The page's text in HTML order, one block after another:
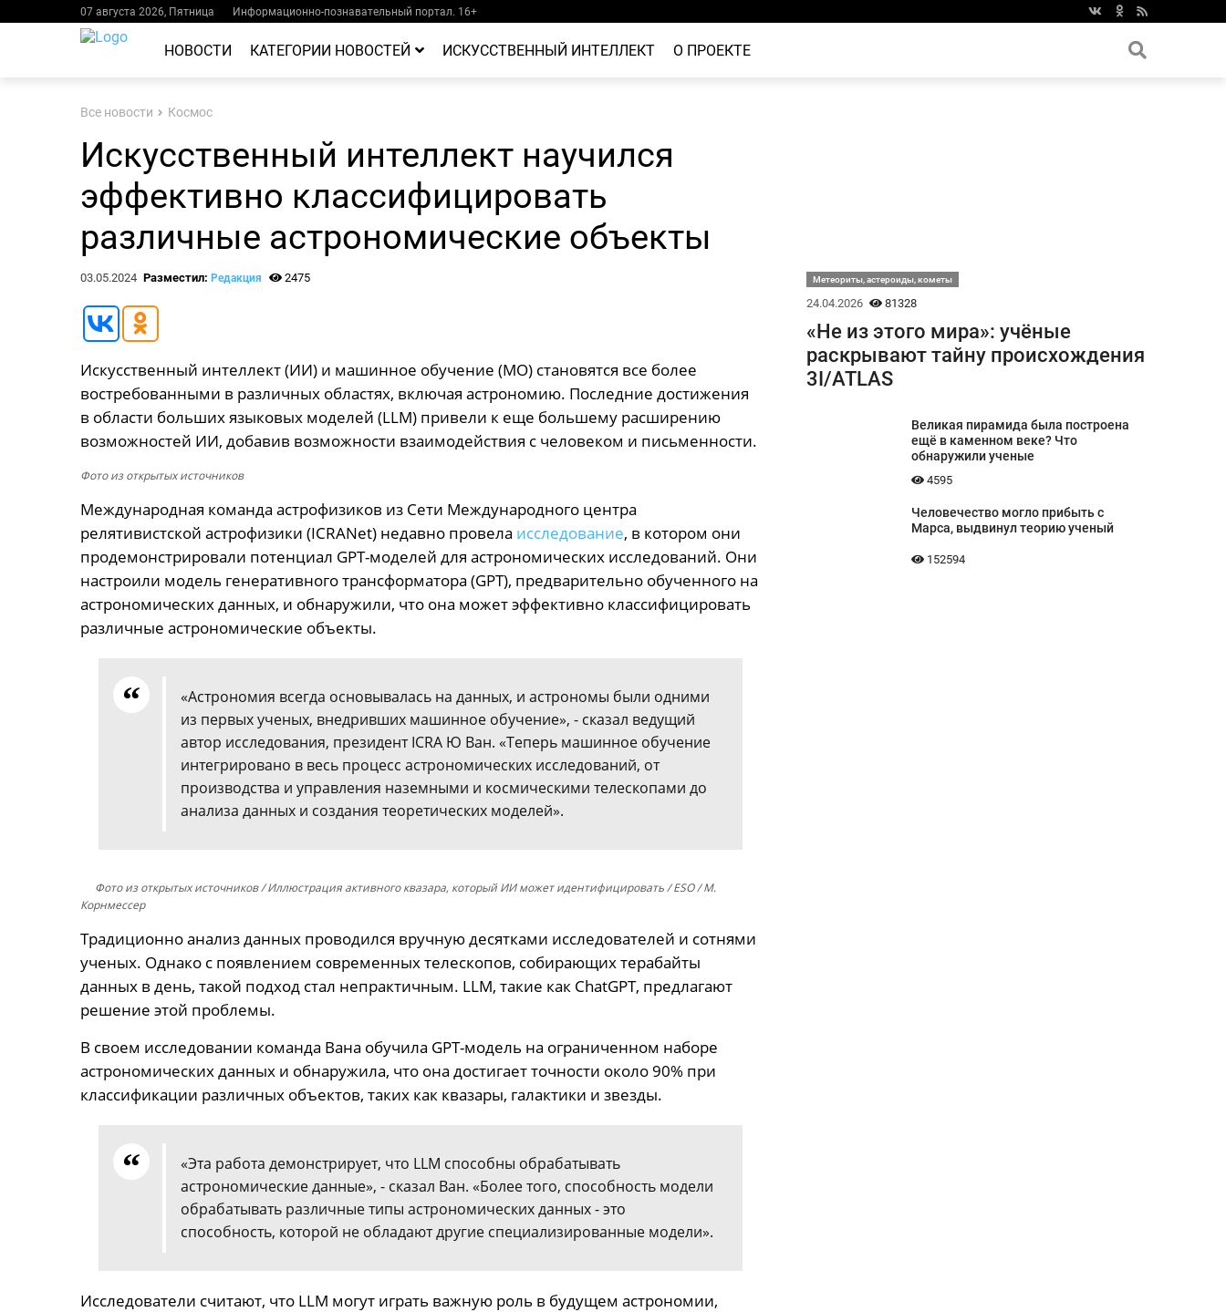
07 августа 2026, Пятница Информационно-познавательный портал. 16+
НОВОСТИ КАТЕГОРИИ НОВОСТЕЙ ИСКУССТВЕННЫЙ ИНТЕЛЛЕКТ О ПРОЕКТЕ
Все новости Космос
Искусственный интеллект научился
эффективно классифицировать
различные астрономические объекты
03.05.2024 Разместил: Редакция 2475
Искусственный интеллект (ИИ) и машинное обучение (МО) становятся все более
востребованными в различных областях, включая астрономию. Последние достижения
в области больших языковых моделей (LLM) привели к еще большему расширению
возможностей ИИ, добавив возможности взаимодействия с человеком и письменности.
Фото из открытых источников
Международная команда астрофизиков из Сети Международного центра
релятивистской астрофизики (ICRANet) недавно провела исследование, в котором они
продемонстрировали потенциал GPT-моделей для астрономических исследований. Они
настроили модель генеративного трансформатора (GPT), предварительно обученного на
астрономических данных, и обнаружили, что она может эффективно классифицировать
различные астрономические объекты.
«Астрономия всегда основывалась на данных, и астрономы были одними
из первых ученых, внедривших машинное обучение», - сказал ведущий
автор исследования, президент ICRA Ю Ван. «Теперь машинное обучение
интегрировано в весь процесс астрономических исследований, от
производства и управления наземными и космическими телескопами до
анализа данных и создания теоретических моделей».
Фото из открытых источников/ Иллюстрация активного квазара, который ИИ может идентифицировать / ESO / М.
Корнмессер
Традиционно анализ данных проводился вручную десятками исследователей и сотнями
ученых. Однако с появлением современных телескопов, собирающих терабайты
данных в день, такой подход стал непрактичным. LLM, такие как ChatGPT, предлагают
решение этой проблемы.
В своем исследовании команда Вана обучила GPT-модель на ограниченном наборе
астрономических данных и обнаружила, что она достигает точности около 90% при
классификации различных объектов, таких как квазары, галактики и звезды.
«Эта работа демонстрирует, что LLM способны обрабатывать
астрономические данные», - сказал Ван. «Более того, способность модели
обрабатывать различные типы астрономических данных - это
способность, которой не обладают другие специализированные модели».
Исследователи считают, что LLM могут играть важную роль в будущем астрономии,
Метеориты, астероиды, кометы
24.04.2026 81328
«Не из этого мира»: учёные
раскрывают тайну происхождения
3I/ATLAS
Великая пирамида была построена
ещё в каменном веке? Что
обнаружили ученые
4595
Человечество могло прибыть с
Марса, выдвинул теорию ученый
152594